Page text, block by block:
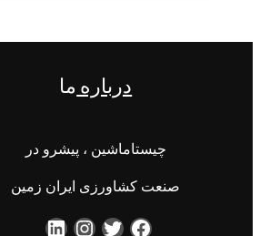
دربارهما
چیستاماشین ، پیشرو در
صنعت کشاورزی ایران زمین